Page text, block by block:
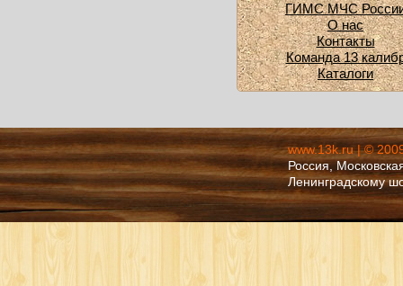
ГИМС МЧС
О нас
Контакты
Команда 13
Каталоги
www.13k.ru | ©
Россия,
Ленинградскому